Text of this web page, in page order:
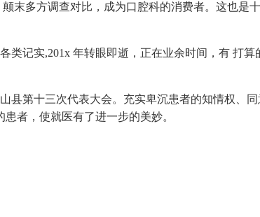
末多方调查对比，成为口腔科的消费者。这也是
实,201x 年转眼即逝，正在业余时间，有 打算
第十三次代表大会。充实卑沉患者的知情权、
者，使就医有了进一步的美妙。